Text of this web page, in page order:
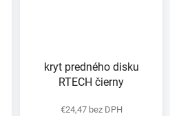
kryt predného disku
RTECH čierny
€24,47 bez DPH